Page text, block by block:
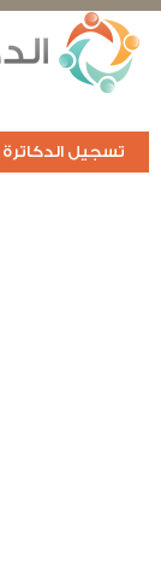
تسجيل الدكاترة